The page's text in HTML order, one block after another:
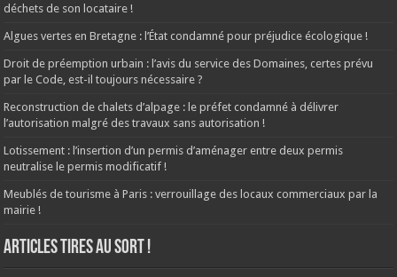
déchets de son locataire !
Algues vertes en Bretagne : l’État condamné pour préjudice écologique !
Droit de préemption urbain : l’avis du service des Domaines, certes prévu
par le Code, est-il toujours nécessaire ?
Reconstruction de chalets d’alpage : le préfet condamné à délivrer
l’autorisation malgré des travaux sans autorisation !
Lotissement : l’insertion d’un permis d’aménager entre deux permis
neutralise le permis modificatif !
Meublés de tourisme à Paris : verrouillage des locaux commerciaux par la
mairie !
ARTICLES TIRES AU SORT !